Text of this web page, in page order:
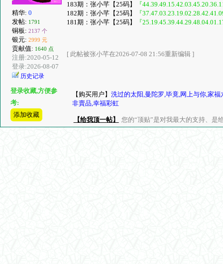
精华: 0
发帖: 1791
铜板: 2137 个
银元: 2999 元
贡献值: 1640 点
注册:2020-05-12
登录:2026-08-07
历史记录
登录收藏,方便参
考:
添加收藏
183期：张小芊【25码】
『
182期：张小芊【25码】
『
181期：张小芊【25码】
『
[ 此帖被张小芊在2026-07-08 21:56重新编辑 ]
【购买用户】 洗过的太阳,曼陀罗,毕竟,网上与你,家
非賣品,幸福彩虹
【给我顶一帖】 您的“顶贴”是对我最大的支持、是